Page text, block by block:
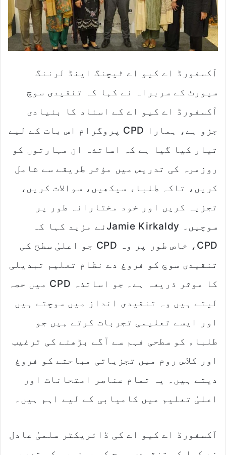
آکسفورڈ اے کیو اے ٹیچنگ اینڈ لرننگ
سپورٹ کے سربراہ نے کہا کہ تنقیدی سوچ
آکسفورڈ اے کیو اے کے اسناد کا بنیادی
جزو ہے، ہمارا CPD پروگرام اس بات کے لیے
تیار کیا گیا ہے کہ اساتذہ ان مہارتوں کو
روزمرہ کی تدریس میں مؤثر طریقے سے شامل
کریں، تاکہ طلباء سیکھیں، سوالات کریں،
تجزیہ کریں اور خود مختارانہ طور پر
سوچیں۔ Jamie Kirkaldyنے مزید کہا کہ
CPD، خاص طور پر وہ CPD جو اعلیٰ سطح کی
تنقیدی سوچ کو فروغ دے نظام تعلیم تبدیلی
کا موثر ذریعہ ہے۔ جو اساتذہ CPD میں حصہ
لیتے ہیں وہ تنقیدی انداز میں سوچتے ہیں
اور ایسے تعلیمی تجربات کرتے ہیں جو
طلباء کو سطحی فہم سے آگے بڑھنے کی ترغیب
اور کلاس روم میں تجزیاتی مباحثے کو فروغ
دیتے ہیں۔ یہ تمام عناصر امتحانات اور
اعلیٰ تعلیم میں کامیابی کے لیے اہم ہیں۔
آکسفورڈ اے کیو اے کی ڈائریکٹر سلمیٰ عادل